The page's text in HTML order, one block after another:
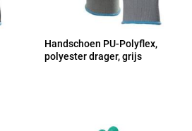
Handschoen PU-Polyflex,
polyester drager, grijs